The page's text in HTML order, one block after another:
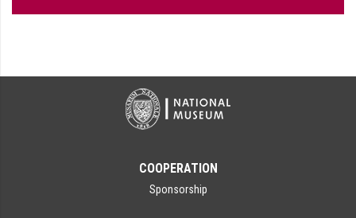
COOPERATION
Sponsorship